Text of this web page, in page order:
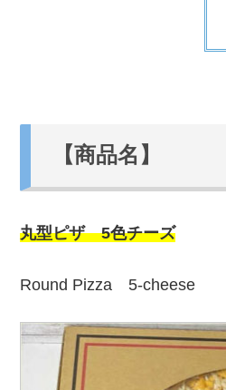
【商品名】
丸型ピザ 5色チーズ
Round Pizza 5-cheese